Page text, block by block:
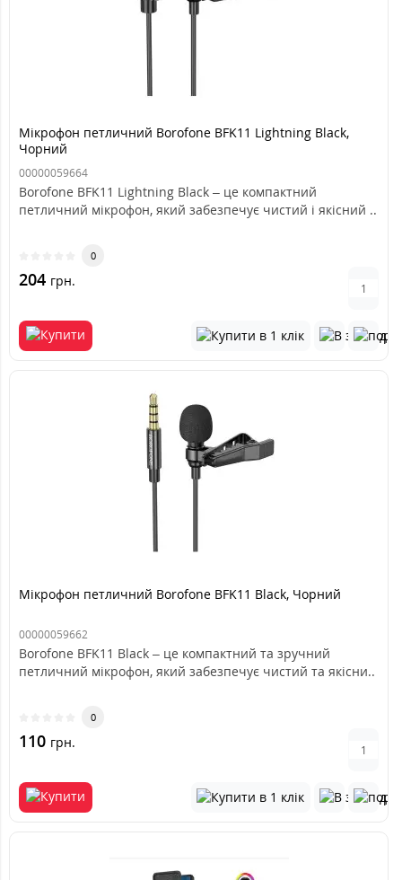
Мікрофон петличний Borofone BFK11 Lightning Black,
Чорний
00000059664
Borofone BFK11 Lightning Black – це компактний
петличний мікрофон, який забезпечує чистий і якісний ..
0
204 грн.
Мікрофон петличний Borofone BFK11 Black, Чорний
00000059662
Borofone BFK11 Black – це компактний та зручний
петличний мікрофон, який забезпечує чистий та якісни..
0
110 грн.